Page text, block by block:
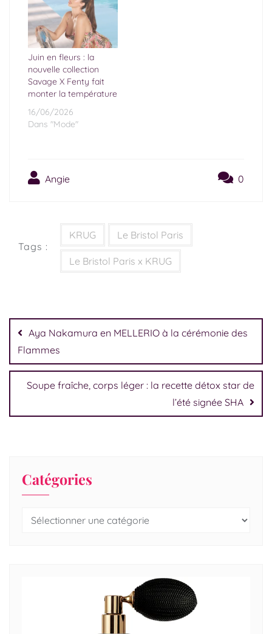
Juin en fleurs : la
nouvelle collection
Savage X Fenty fait
monter la température
16/06/2026
Dans "Mode"
Angie 0
Tags :
KRUG Le Bristol Paris
Le Bristol Paris x KRUG
Aya Nakamura en MELLERIO à la cérémonie des
Flammes
Soupe fraîche, corps léger : la recette détox star de
l’été signée SHA
Catégories